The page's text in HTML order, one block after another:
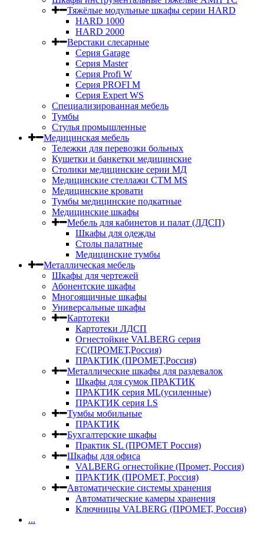
Тяжёлые модульные шкафы серии HARD
HARD 1000
HARD 2000
Верстаки слесарные
Серия Garage
Серия Master
Серия Profi W
Серия PROFI M
Серия Expert WS
Специализированная мебель
Тумбы
Стулья промышленные
Медицинская мебель
Тележки для перевозки больных
Кушетки и банкетки медицинские
Столики медицинские серии МД
Медицинские стеллажи СТМ MS
Медицинские кровати
Тумбы медицинские подкатные
Медицинские шкафы
Мебель для кабинетов и палат (ЛДСП)
Шкафы для одежды
Столы палатные
Медицинские тумбы
Металлическая мебель
Шкафы для чертежей
Абонентские шкафы
Многоящичные шкафы
Универсальные шкафы
Картотеки
Картотеки ЛДСП
Огнестойкие VALBERG серия
FC(ПРОМЕТ,Россия)
ПРАКТИК (ПРОМЕТ,Россия)
Металлические шкафы для раздевалок
Шкафы для сумок ПРАКТИК
ПРАКТИК серия ML(усиленные)
ПРАКТИК серия LS
Тумбы мобильные
ПРАКТИК
Бухгалтерские шкафы
Практик SL (ПРОМЕТ Россия)
Шкафы для офиса
VALBERG огнестойкие (Промет, Россия)
ПРАКТИК (ПРОМЕТ, Россия)
Автоматические системы хранения
Автоматические камеры хранения
Ключницы VALBERG (ПРОМЕТ, Россия)
...